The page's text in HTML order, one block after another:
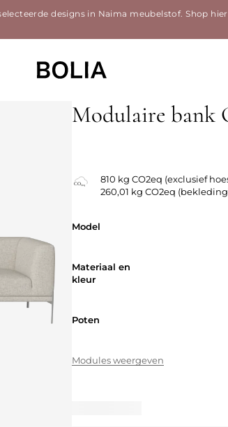
designs in Naima meubelstof.Shop hier
Modulaire bank
810 kg CO2eq (exclusief
260,01 kg CO2eq
Model
Materiaal en
kleur
Poten
Modules weergeven